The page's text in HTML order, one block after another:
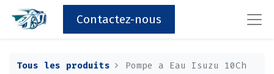
Contactez-nous
Tous les produits Pompe a Eau Isuzu 10Ch